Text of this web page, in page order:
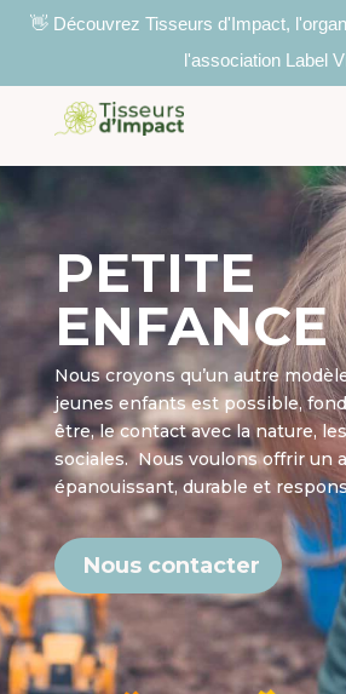
👋 Découvrez Tisseurs d'Impact,
l'association Label
PETITE
ENFANCE
Nous croyons qu’un autre
jeunes enfants est possible,
être, le contact avec la nature,
sociales. Nous voulons offrir un
épanouissant, durable et
Nous contacter